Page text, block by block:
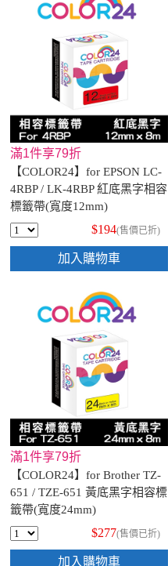
滿1件享79折
【COLOR24】for EPSON LC-
4RBP / LK-4RBP 紅底黑字相容
標籤帶(寬度12mm)
$194(售價已折)
加入購物車
滿1件享79折
【COLOR24】for Brother TZ-
651 / TZE-651 黃底黑字相容標
籤帶(寬度24mm)
$277(售價已折)
加入購物車